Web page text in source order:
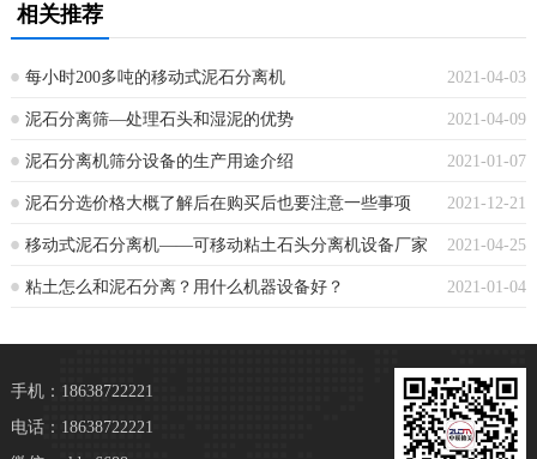
相关推荐
2021-04-03
每小时200多吨的移动式泥石分离机
2021-04-09
泥石分离筛—处理石头和湿泥的优势
2021-01-07
泥石分离机筛分设备的生产用途介绍
2021-12-21
泥石分选价格大概了解后在购买后也要注意一些事项
2021-04-25
移动式泥石分离机——可移动粘土石头分离机设备厂家
2021-01-04
粘土怎么和泥石分离？用什么机器设备好？
手机：18638722221
电话：18638722221